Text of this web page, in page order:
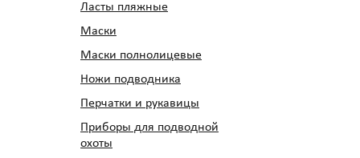
Ласты пляжные
Маски
Маски полнолицевые
Ножи подводника
Перчатки и рукавицы
Приборы для подводной
охоты